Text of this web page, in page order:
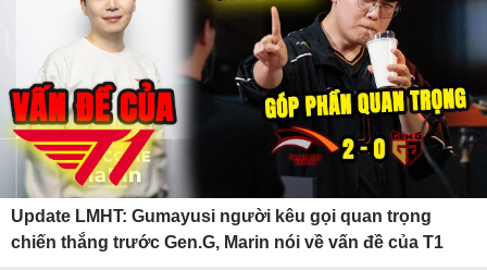
Update LMHT: Gumayusi người kêu gọi quan trọng
chiến thắng trước Gen.G, Marin nói về vấn đề của T1